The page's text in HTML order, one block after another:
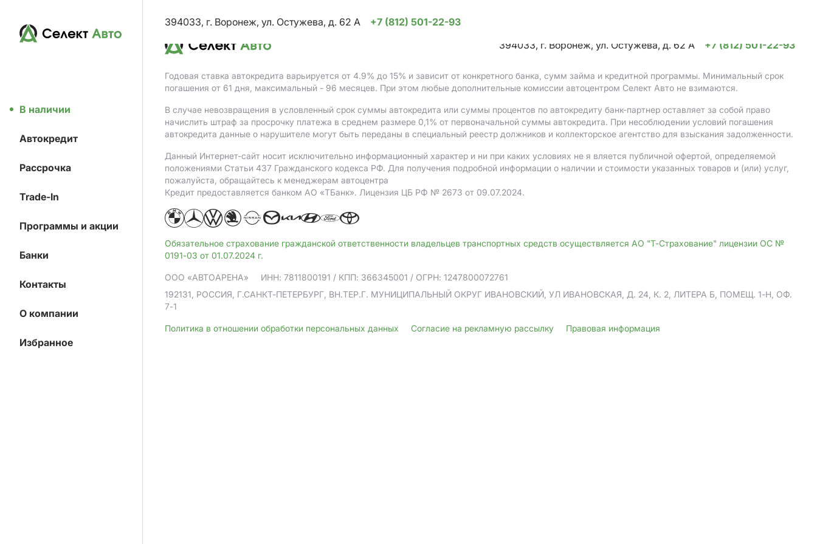
В наличии
Автокредит
Рассрочка
Trade-In
Программы и акции
Банки
Контакты
О компании
Избранное
394033, г. Воронеж, ул. Остужева, д. 62 А
+7 (812) 501-22-93
394033, г. Воронеж, ул. Остужева, д. 62 А
+7 (812) 501-22-93
Годовая ставка автокредита варьируется от 4.9% до 15% и зависит от конкретного банка, сумм займа и кредитной программы. Минимальный срок
погашения от 61 дня, максимальный - 96 месяцев. При этом любые дополнительные комиссии автоцентром Селект Авто не взимаются.
В случае невозвращения в условленный срок суммы автокредита или суммы процентов по автокредиту банк-партнер оставляет за собой право
начислить штраф за просрочку платежа в среднем размере 0,1% от первоначальной суммы автокредита. При несоблюдении условий погашения
автокредита данные о нарушителе могут быть переданы в специальный реестр должников и коллекторское агентство для взыскания задолженности.
Данный Интернет-сайт носит исключительно информационный характер и ни при каких условиях не я вляется публичной офертой, определяемой
положениями Статьи 437 Гражданского кодекса РФ. Для получения подробной информации о наличии и стоимости указанных товаров и (или) услуг,
пожалуйста, обращайтесь к менеджерам автоцентра
Кредит предоставляется банком АO «ТБанк». Лицензия ЦБ РФ № 2673 от 09.07.2024.
Обязательное страхование гражданской ответственности владельцев транспортных средств осуществляется АО "Т-Страхование" лицензии ОС №
0191-03 от 01.07.2024 г.
ООО «АВТОАРЕНА» ИНН: 7811800191 / КПП: 366345001 / ОГРН: 1247800072761
192131, РОССИЯ, Г.САНКТ-ПЕТЕРБУРГ, ВН.ТЕР.Г. МУНИЦИПАЛЬНЫЙ ОКРУГ ИВАНОВСКИЙ, УЛ ИВАНОВСКАЯ, Д. 24, К. 2, ЛИТЕРА Б, ПОМЕЩ. 1-Н, ОФ.
7-1
Политика в отношении обработки персональных данных Согласие на рекламную рассылку Правовая информация